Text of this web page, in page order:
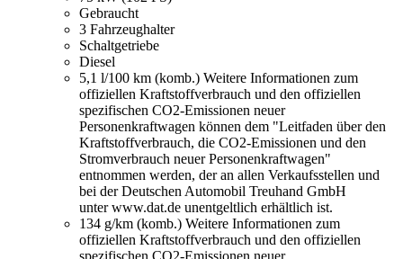
Gebraucht
3 Fahrzeughalter
Schaltgetriebe
Diesel
5,1 l/100 km (komb.) Weitere Informationen zum
offiziellen Kraftstoffverbrauch und den offiziellen
spezifischen CO2-Emissionen neuer
Personenkraftwagen können dem "Leitfaden über den
Kraftstoffverbrauch, die CO2-Emissionen und den
Stromverbrauch neuer Personenkraftwagen"
entnommen werden, der an allen Verkaufsstellen und
bei der Deutschen Automobil Treuhand GmbH
unter www.dat.de unentgeltlich erhältlich ist.
134 g/km (komb.) Weitere Informationen zum
offiziellen Kraftstoffverbrauch und den offiziellen
spezifischen CO2-Emissionen neuer